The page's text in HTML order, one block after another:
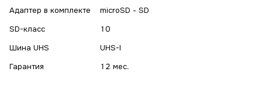
Адаптер в комплекте
microSD - SD
SD-класс
10
Шина UHS
UHS-I
Гарантия
12 мес.